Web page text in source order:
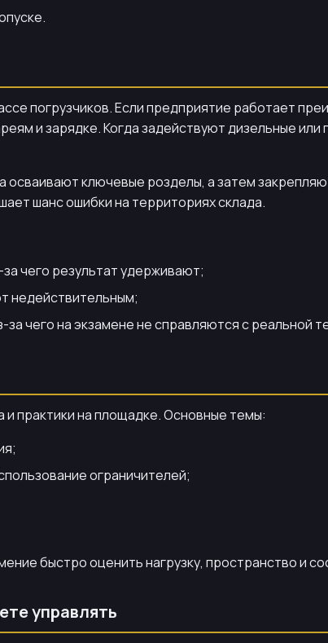
погрузчиков. Если предприятие работает
и зарядке. Когда задействуют дизельные
ключевые розделы, а затем
шанс ошибки на территориях склада.
чего результат удерживают;
недействительным;
чего на экзамене не справляются с реальной
и практики на площадке. Основные темы:
ограничителей;
быстро оценить нагрузку, пространство и
управлять